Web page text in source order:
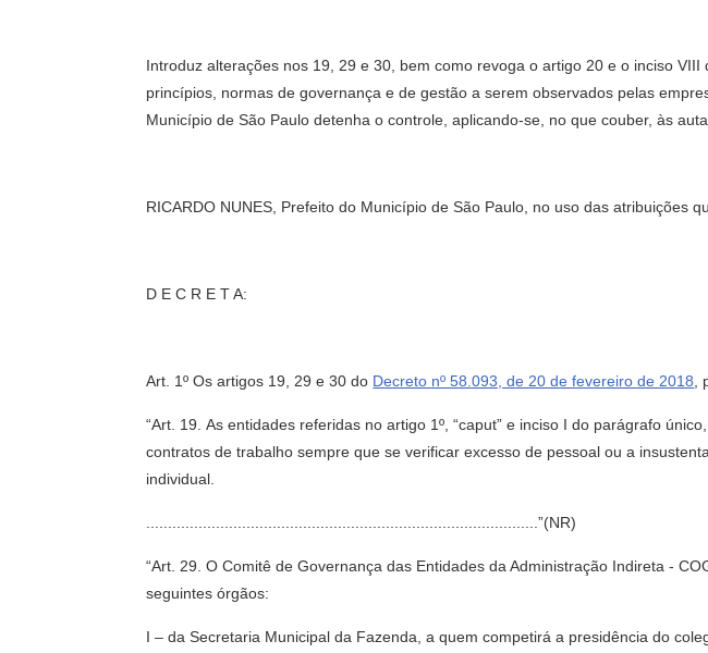
Introduz alterações nos 19, 29 e 30, bem como revoga o artigo 20 e o inciso VIII
princípios, normas de governança e de gestão a serem observados pelas
Município de São Paulo detenha o controle, aplicando-se, no que couber, às
RICARDO NUNES, Prefeito do Município de São Paulo, no uso das atribuições
D E C R E T A:
Art. 1º Os artigos 19, 29 e 30 do Decreto nº 58.093, de 20 de fevereiro de 2018
“Art. 19. As entidades referidas no artigo 1º, “caput” e inciso I do parágrafo
contratos de trabalho sempre que se verificar excesso de pessoal ou a
individual.
..........................................................................................”(NR)
“Art. 29. O Comitê de Governança das Entidades da Administração Indireta -
seguintes órgãos:
I – da Secretaria Municipal da Fazenda, a quem competirá a presidência do